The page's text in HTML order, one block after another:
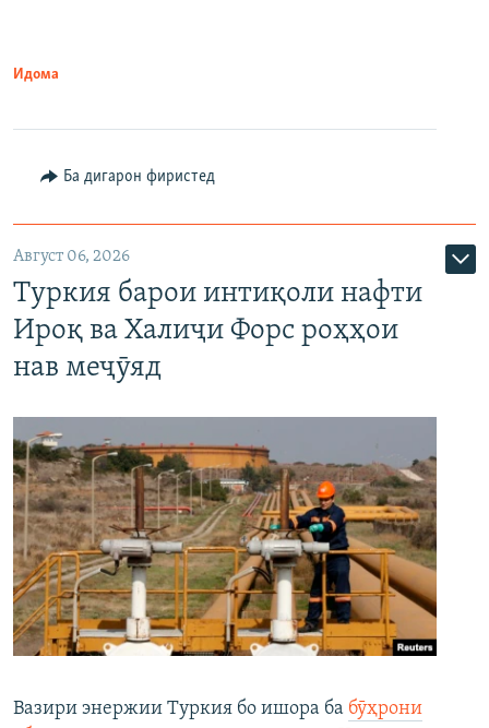
Идома
Ба дигарон фиристед
Август 06, 2026
Туркия барои интиқоли нафти
Ироқ ва Халиҷи Форс роҳҳои
нав меҷӯяд
Вазири энержии Туркия бо ишора ба бӯҳрони